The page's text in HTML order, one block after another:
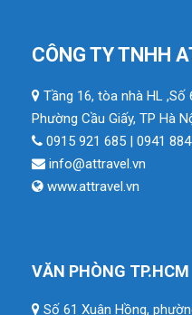
CÔNG TY TNHH
Tầng 16, tòa nhà HL ,Số
Phường Cầu Giấy, TP Hà
0915 921 685 | 0941
info@attravel.vn
www.attravel.vn
VĂN PHÒNG TP.HCM
Số 61 Xuân Hồng,